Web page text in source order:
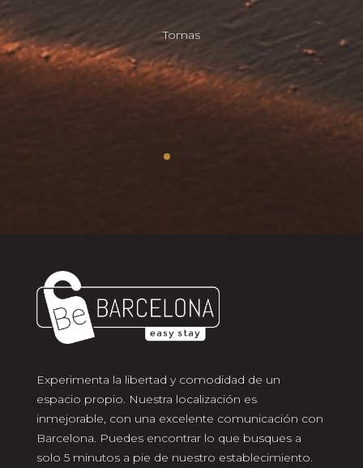
Tomas
Experimenta la libertad y comodidad de un
espacio propio. Nuestra localización es
inmejorable, con una excelente comunicación con
Barcelona. Puedes encontrar lo que busques a
solo 5 minutos a pie de nuestro establecimiento.